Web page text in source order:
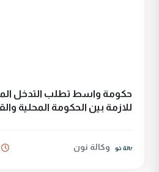
حكومة واسط تطلب التدخل
للازمة بين الحكومة المحلية
وكالة نون